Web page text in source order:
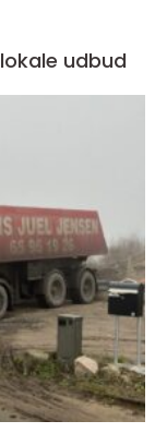
udbud